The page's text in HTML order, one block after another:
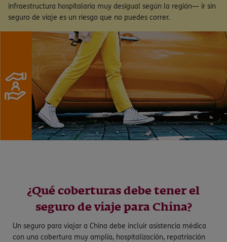
infraestructura hospitalaria muy desigual según la región— ir sin
seguro de viaje es un riesgo que no puedes correr.
¿Qué coberturas debe tener el
seguro de viaje para China?
Un seguro para viajar a China debe incluir asistencia médica
con una cobertura muy amplia, hospitalización, repatriación